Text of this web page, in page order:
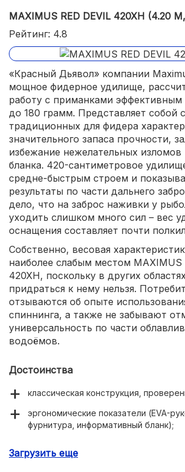
MAXIMUS RED DEVIL 420XH (4.20
Рейтинг: 4.8
«Красный Дьявол» компании
мощное фидерное удилище,
работу с приманками эффективным
до 180 грамм. Представляет собой
традиционных для фидера
значительного запаса прочности,
избежание нежелательных
бланка. 420-сантиметровое
средне-быстрым строем и
результаты по части дальнего
дело, что на заброс наживки у
уходить слишком много сил – вес
оснащения составляет почти
Собственно, весовая
наиболее слабым местом MAXIMUS
420XH, поскольку в других
придраться к нему нельзя.
отзываются об опыте
спиннинга, а также не забывают
универсальность по части
водоёмов.
Достоинства
классическая конструкция,
эргономические показатели (EVA-
фурнитура, информативный бланк);
и стоячей водой;
Загрузить еще